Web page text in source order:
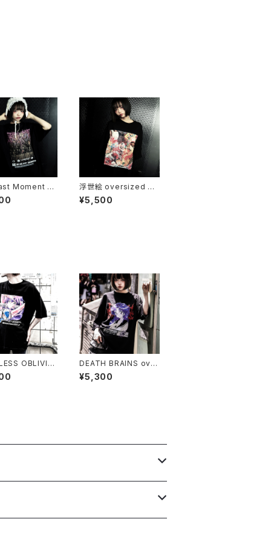
Moment ov
T-shirt
浮世絵 oversized T-
shirt
¥5,500
OBLIVIO
T-shirt
DEATH BRAINS over
sized T-shirt
¥5,300